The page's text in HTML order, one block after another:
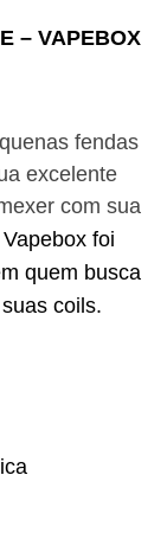
– VAPEBOX
fendas
excelente
com sua
foi
quem busca
coils.